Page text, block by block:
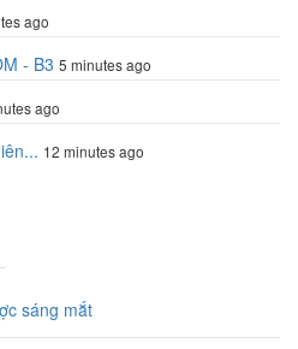
ago
- B3 5 minutes ago
ago
12 minutes ago
sáng mắt